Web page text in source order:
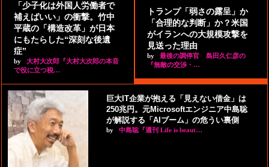
「少子化は外国人労働者で
補えばいい」の衝撃。竹中
平蔵の「構造改革」が日本
にもたらした“深刻な後遺
症”
by
大村大次郎『大村大次郎の本音
で役に立つ税…
トランプ「弱さの露呈」か
「合理的な判断」か？米国
がイランへの大規模攻撃を
見送った理由
by
最後の調停官 島田久仁彦の
『無敵の交渉・…
巨大IT企業が抱える「見えない借金」は
250兆円。元Microsoftエンジニア中島聡
が解説する「AIブーム」の危うい裏側
by 中島聡『週刊 Life is beaut…